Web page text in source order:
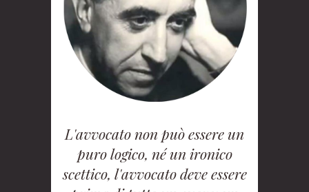
L'avvocato non può essere un
puro logico, né un ironico
scettico, l'avvocato deve essere